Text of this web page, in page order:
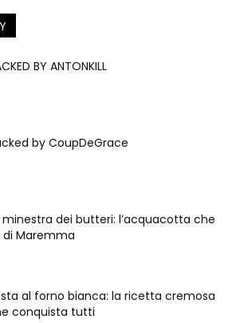
BY ANTONKILL
by CoupDeGrace
minestra dei butteri: l’acquacotta che
di Maremma
al forno bianca: la ricetta cremosa
conquista tutti